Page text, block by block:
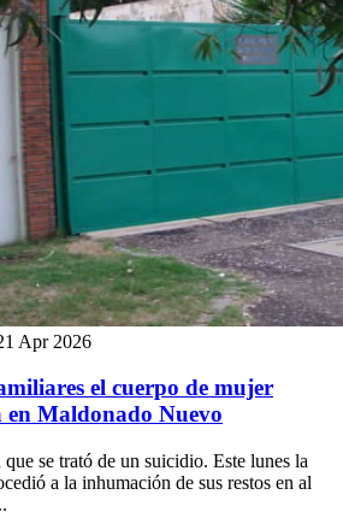
Apr 2026
el cuerpo de mujer
Maldonado Nuevo
se trató de un suicidio. Este lunes la
a la inhumación de sus restos en al